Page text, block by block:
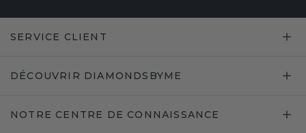
SERVICE CLIENT
DÉCOUVRIR DIAMONDSBYME
NOTRE CENTRE DE CONNAISSANCE